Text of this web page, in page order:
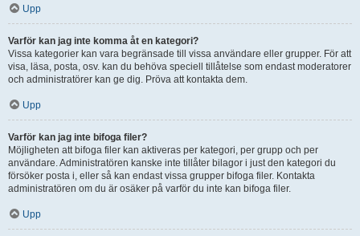
Upp
Varför kan jag inte komma åt en kategori?
Vissa kategorier kan vara begränsade till vissa användare eller grupper. För att
visa, läsa, posta, osv. kan du behöva speciell tillåtelse som endast moderatorer
och administratörer kan ge dig. Pröva att kontakta dem.
Upp
Varför kan jag inte bifoga filer?
Möjligheten att bifoga filer kan aktiveras per kategori, per grupp och per
användare. Administratören kanske inte tillåter bilagor i just den kategori du
försöker posta i, eller så kan endast vissa grupper bifoga filer. Kontakta
administratören om du är osäker på varför du inte kan bifoga filer.
Upp